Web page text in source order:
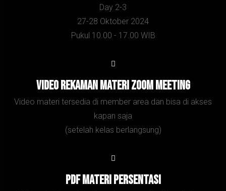
Day 2-3
27-28 Oktober 2024
Pukul 10.00 - 17.00 WIB
Video Rekaman Materi zoom meeting
Video materi tersedia di member area dan bisa di akses
kapan saja
(setelah kelas berlangsung)
PDF Materi persentasi